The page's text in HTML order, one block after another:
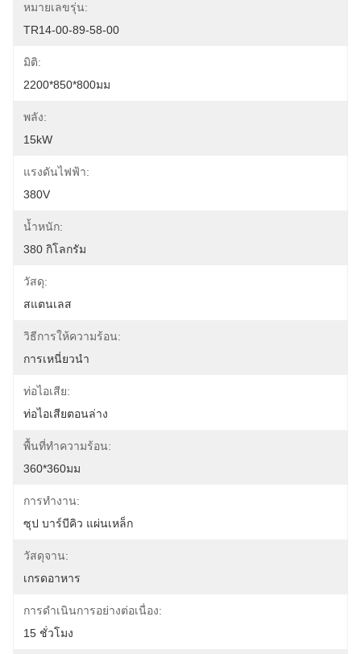
หมายเลขรุ่น:
TR14-00-89-58-00
มิติ:
2200*850*800มม
พลัง:
15kW
แรงดันไฟฟ้า:
380V
น้ำหนัก:
380 กิโลกรัม
วัสดุ:
สแตนเลส
วิธีการให้ความร้อน:
การเหนี่ยวนำ
ท่อไอเสีย:
ท่อไอเสียตอนล่าง
พื้นที่ทำความร้อน:
360*360มม
การทำงาน:
ซุป บาร์บีคิว แผ่นเหล็ก
วัสดุจาน:
เกรดอาหาร
การดำเนินการอย่างต่อเนื่อง:
15 ชั่วโมง